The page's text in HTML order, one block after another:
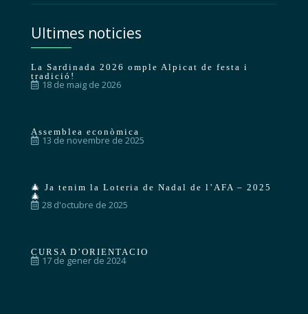
Ultimes noticies
La Sardinada 2026 omple Alpicat de festa i
tradició!
18 de maig de 2026
Assemblea econòmica
13 de novembre de 2025
🎄 Ja tenim la Loteria de Nadal de l’AFA – 2025
🎄
28 d'octubre de 2025
CURSA D’ORIENTACIO
17 de gener de 2024